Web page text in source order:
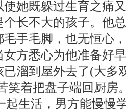
她既躲过生育之痛
长不大的孩子。他
手毛脚，也无恒心
女方悉心为他准备好
溜到屋外去了(大多
笑着把盘子端回厨房
生活，男方能慢慢学